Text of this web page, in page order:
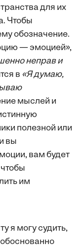
для их
Чтобы
обозначение.
— эмоцией»,
неправ и
в «Я думаю,
мыслей и
полезной или
вы
вам будет
им
я могу судить,